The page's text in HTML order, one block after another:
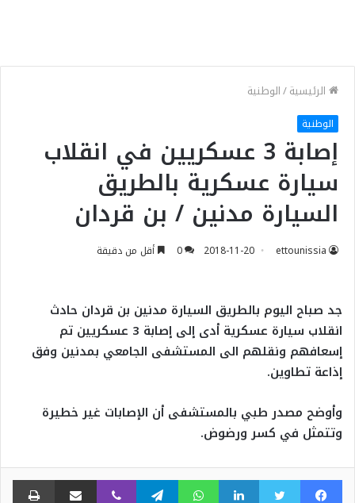
الرئيسية/الوطنية
الوطنية
إصابة 3 عسكريين في انقلاب
سيارة عسكرية بالطريق
السيارة مدنين / بن قردان
ettounissia
2018-11-20
0 أقل من دقيقة
جد صباح اليوم بالطريق السيارة مدنين بن قردان حادث
انقلاب سيارة عسكرية أدى إلى إصابة 3 عسكريين تم
إسعافهم ونقلهم الى المستشفى الجامعي بمدنين وفق
إذاعة تطاوين.
وأوضح مصدر طبي بالمستشفى أن الإصابات غير خطيرة
وتتمثل في كسر ورضوض.
فيسبوك تويتر لينكدإن واتساب تيلقرام ڤايبر مشاركة عبر البريد